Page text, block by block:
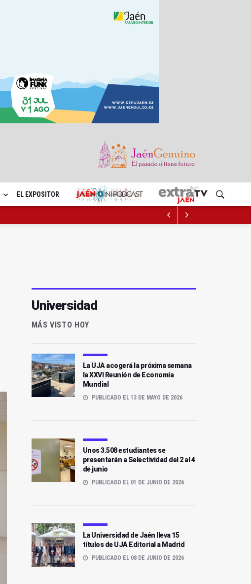
EL EXPOSITOR
Universidad
MÁS VISTO HOY
La UJA acogerá la próxima semana
la XXVI Reunión de Economía
Mundial
PUBLICADO EL 13 DE MAYO DE 2026
Unos 3.508 estudiantes se
presentarán a Selectividad del 2 al 4
de junio
PUBLICADO EL 01 DE JUNIO DE 2026
La Universidad de Jaén lleva 15
títulos de UJA Editorial a Madrid
PUBLICADO EL 08 DE JUNIO DE 2026